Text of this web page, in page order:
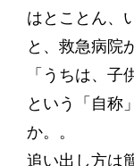
はとことん、
と、救急病院
「うちは、子
という「自称
か。。
追い出し方は